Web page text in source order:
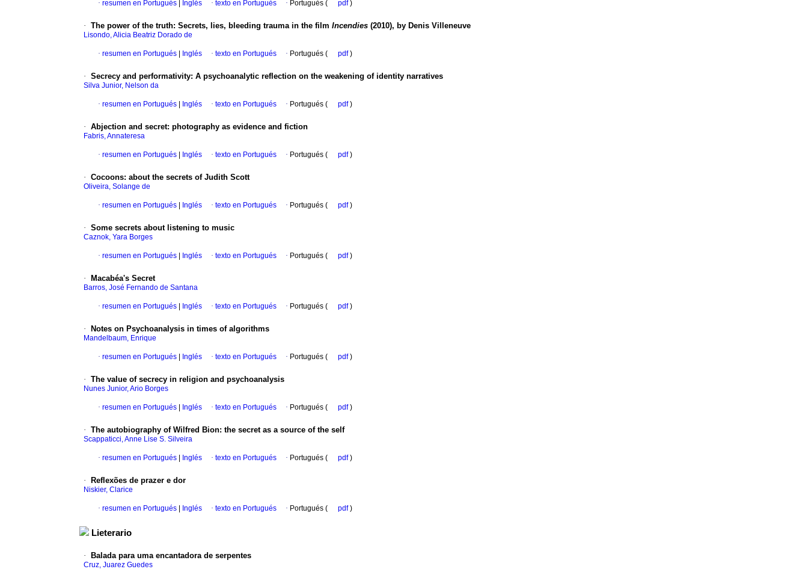
· resumen en Portugués Inglés · texto en Portugués · Portugués ( pdf)
· The power of the truth: Secrets, lies, bleeding trauma in the film Incendies (2010), by Denis Villeneuve
Lisondo, Alicia Beatriz Dorado de
· resumen en Portugués Inglés · texto en Portugués · Portugués ( pdf)
· Secrecy and performativity: A psychoanalytic reflection on the weakening of identity narratives
Silva Junior, Nelson da
· resumen en Portugués Inglés · texto en Portugués · Portugués ( pdf)
· Abjection and secret: photography as evidence and fiction
Fabris, Annateresa
· resumen en Portugués Inglés · texto en Portugués · Portugués ( pdf)
· Cocoons: about the secrets of Judith Scott
Oliveira, Solange de
· resumen en Portugués Inglés · texto en Portugués · Portugués ( pdf)
· Some secrets about listening to music
Caznok, Yara Borges
· resumen en Portugués Inglés · texto en Portugués · Portugués ( pdf)
· Macabéa's Secret
Barros, José Fernando de Santana
· resumen en Portugués Inglés · texto en Portugués · Portugués ( pdf)
· Notes on Psychoanalysis in times of algorithms
Mandelbaum, Enrique
· resumen en Portugués Inglés · texto en Portugués · Portugués ( pdf)
· The value of secrecy in religion and psychoanalysis
Nunes Junior, Ario Borges
· resumen en Portugués Inglés · texto en Portugués · Portugués ( pdf)
· The autobiography of Wilfred Bion: the secret as a source of the self
Scappaticci, Anne Lise S. Silveira
· resumen en Portugués Inglés · texto en Portugués · Portugués ( pdf)
· Reflexões de prazer e dor
Niskier, Clarice
· resumen en Portugués Inglés · texto en Portugués · Portugués ( pdf)
Lieterario
· Balada para uma encantadora de serpentes
Cruz, Juarez Guedes